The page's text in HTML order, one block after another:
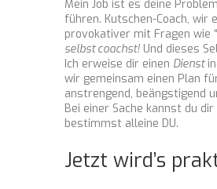
Mein Job ist es deine
führen. Kutschen-Coach, wir
provokativer mit Fragen wie
selbst coachst! Und dieses
Ich erweise dir einen Dienst
wir gemeinsam einen Plan
anstrengend, beängstigend
Bei einer Sache kannst du
bestimmst alleine DU.
Jetzt wird’s